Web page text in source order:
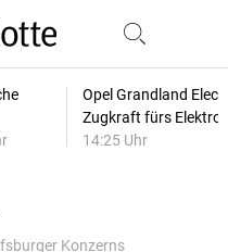
Opel Grandland
Zugkraft fürs
14:25 Uhr
Konzerns